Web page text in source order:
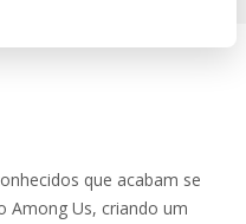
que acabam se
Among Us, criando um